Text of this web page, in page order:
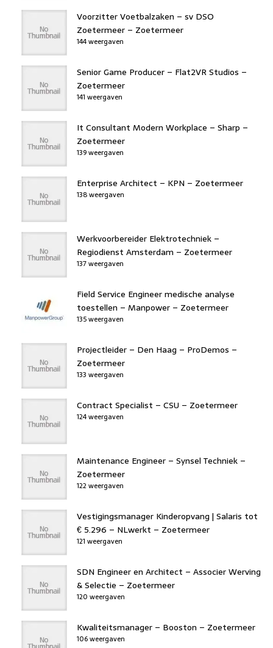
Voorzitter Voetbalzaken – sv DSO
Zoetermeer – Zoetermeer
144 weergaven
Senior Game Producer – Flat2VR Studios –
Zoetermeer
141 weergaven
It Consultant Modern Workplace – Sharp –
Zoetermeer
139 weergaven
Enterprise Architect – KPN – Zoetermeer
138 weergaven
Werkvoorbereider Elektrotechniek –
Regiodienst Amsterdam – Zoetermeer
137 weergaven
Field Service Engineer medische analyse
toestellen – Manpower – Zoetermeer
135 weergaven
Projectleider – Den Haag – ProDemos –
Zoetermeer
133 weergaven
Contract Specialist – CSU – Zoetermeer
124 weergaven
Maintenance Engineer – Synsel Techniek –
Zoetermeer
122 weergaven
Vestigingsmanager Kinderopvang | Salaris tot
€ 5.296 – NLwerkt – Zoetermeer
121 weergaven
SDN Engineer en Architect – Associer Werving
& Selectie – Zoetermeer
120 weergaven
Kwaliteitsmanager – Booston – Zoetermeer
106 weergaven